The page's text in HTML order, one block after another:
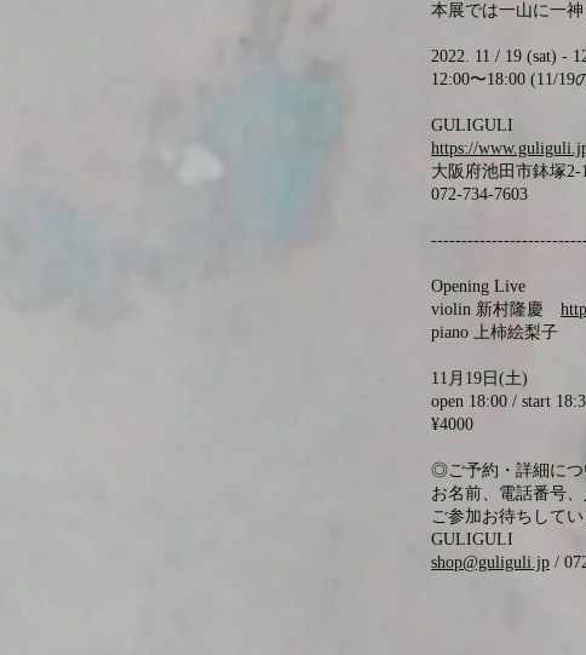
本展では一山に一
2022. 11 / 19 (sat) -
12:00〜18:00 (11/
GULIGULI
https://
大阪府池田市鉢塚2-
072-734-7603
Opening Live
violin 新村隆慶
piano 上柿絵梨子
11月19日(土)
open 18:00 / start
¥4000
◎ご予約・詳細につ
お名前、電話番号
ご参加お待ちしてい
GULIGULI
shop@guliguli.jp /